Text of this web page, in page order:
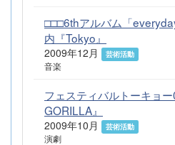
□□□6thアルバム「
内『Tokyo』
2009年12月 芸術活動
音楽
フェスティバルトーキョ
GORILLA』
2009年10月 芸術活動
演劇